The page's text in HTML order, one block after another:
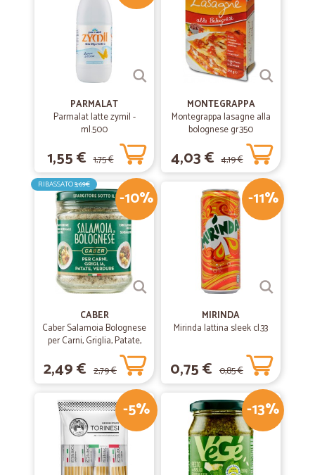
PARMALAT
Parmalat latte zymil -
ml.500
1,55 € 1,75 €
MONTEGRAPPA
Montegrappa lasagne alla
bolognese gr.350
4,03 € 4,19 €
-10%
RIBASSATO3,69€
CABER
Caber Salamoia Bolognese
per Carni, Griglia, Patate,
Verdure 200 gr.
2,49 € 2,79 €
-11%
MIRINDA
Mirinda lattina sleek cl.33
0,75 € 0,85 €
-5% -13%